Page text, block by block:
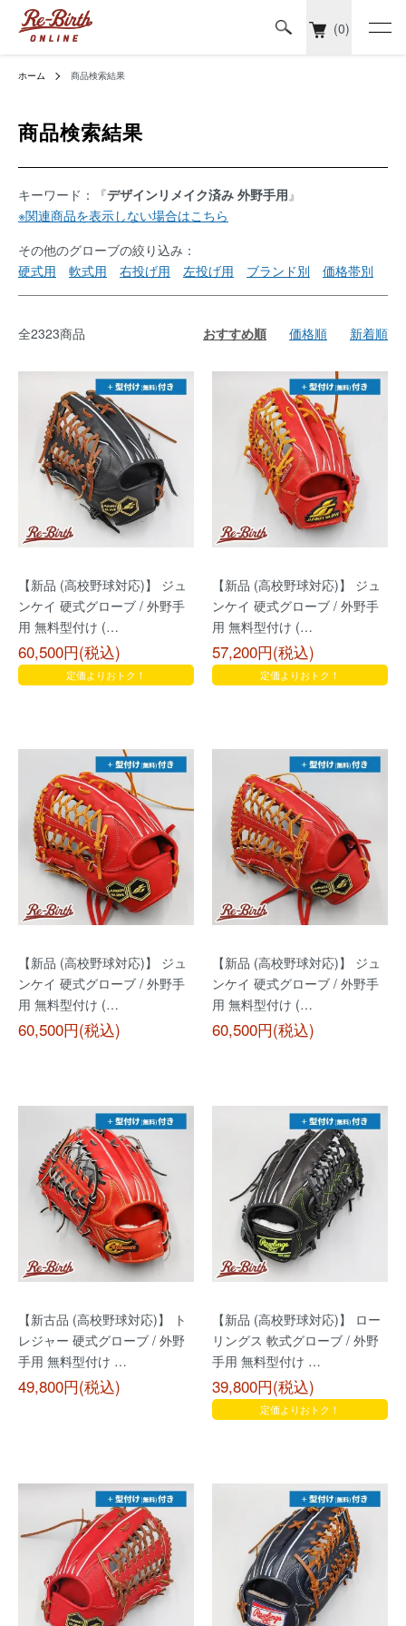
(0)
ホーム 商品検索結果
商品検索結果
キーワード：『デザインリメイク済み 外野手用』
※関連商品を表示しない場合はこちら
その他のグローブの絞り込み：
硬式用
軟式用 右投げ用 左投げ用 ブランド別 価格帯別
全2323商品 おすすめ順 価格順 新着順
【新品 (高校野球対応)】 ジュ
ンケイ 硬式グローブ / 外野手
用 無料型付け (…
60,500円(税込)
定価よりおトク！
【新品 (高校野球対応)】 ジュ
ンケイ 硬式グローブ / 外野手
用 無料型付け (…
57,200円(税込)
定価よりおトク！
【新品 (高校野球対応)】 ジュ
ンケイ 硬式グローブ / 外野手
用 無料型付け (…
60,500円(税込)
【新品 (高校野球対応)】 ジュ
ンケイ 硬式グローブ / 外野手
用 無料型付け (…
60,500円(税込)
【新古品 (高校野球対応)】 ト
レジャー 硬式グローブ / 外野
手用 無料型付け …
49,800円(税込)
【新品 (高校野球対応)】 ロー
リングス 軟式グローブ / 外野
手用 無料型付け …
39,800円(税込)
定価よりおトク！